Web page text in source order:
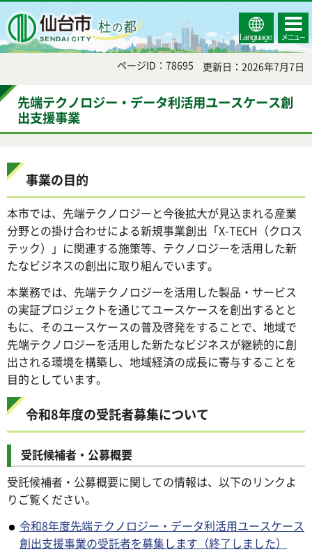
Select
Language
コンテ
ンツメ
ニュー
ページID：78695 更新日：2026年7月7日
先端テクノロジー・データ利活用ユースケース創
出支援事業
事業の目的
本市では、先端テクノロジーと今後拡大が見込まれる産業
分野との掛け合わせによる新規事業創出「X-TECH（クロス
テック）」に関連する施策等、テクノロジーを活用した新
たなビジネスの創出に取り組んでいます。
本業務では、先端テクノロジーを活用した製品・サービス
の実証プロジェクトを通じてユースケースを創出するとと
もに、そのユースケースの普及啓発をすることで、地域で
先端テクノロジーを活用した新たなビジネスが継続的に創
出される環境を構築し、地域経済の成長に寄与することを
目的としています。
令和8年度の受託者募集について
受託候補者・公募概要
受託候補者・公募概要に関しての情報は、以下のリンクよ
りご覧ください。
令和8年度先端テクノロジー・データ利活用ユースケース
創出支援事業の受託者を募集します（終了しました）